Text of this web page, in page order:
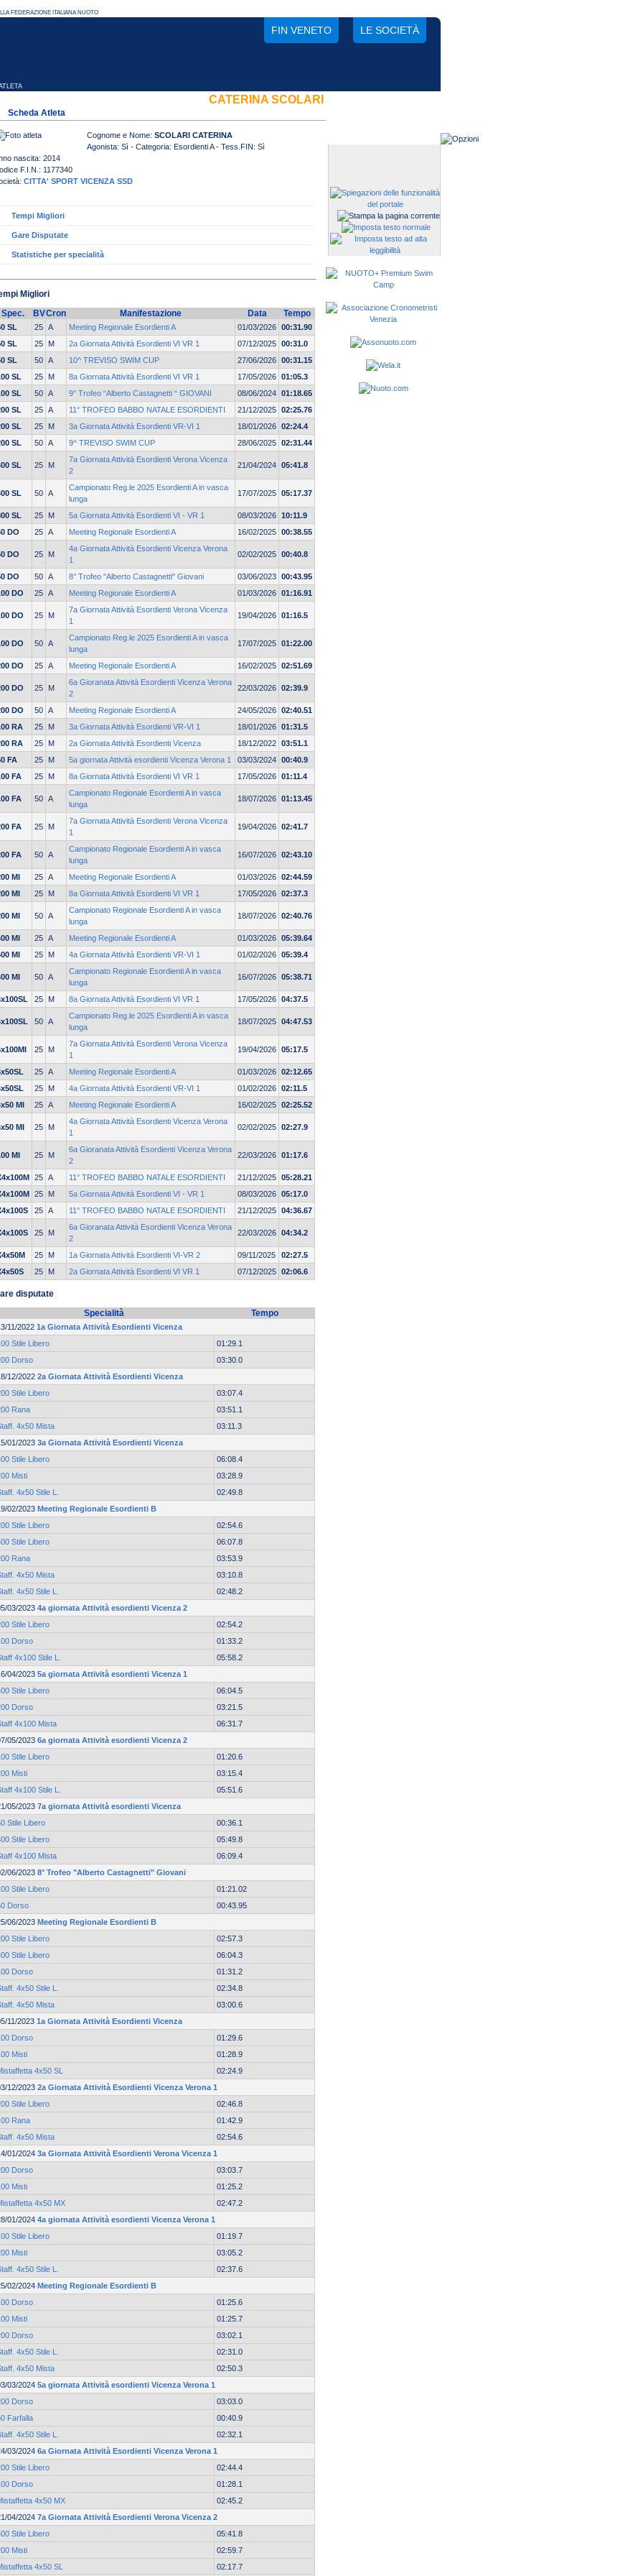
FIN VENETO LE SOCIETÀ
CATERINA SCOLARI
Scheda Atleta
Cognome e Nome: SCOLARI CATERINA
Agonista: Sì - Categoria: Esordienti A - Tess.FIN: Sì
nascita: 2014
F.I.N.: 1177340
CITTA' SPORT VICENZA SSD
Tempi Migliori
Gare Disputate
Statistiche per specialità
Migliori
Spec.
BVCron Manifestazione Data Tempo
SL 25 A Meeting Regionale Esordienti A 01/03/2026 00:31.90
SL
25 M 2a Giornata Attività Esordienti VI VR 1 07/12/2025 00:31.0
SL
50 A 10^ TREVISO SWIM CUP 27/06/2026 00:31.15
SL
25 M 8a Giornata Attività Esordienti VI VR 1 17/05/2026 01:05.3
SL
50 A 9° Trofeo “Alberto Castagnetti “ GIOVANI 08/06/2024 01:18.65
SL
25 A 11° TROFEO BABBO NATALE ESORDIENTI 21/12/2025 02:25.76
SL
25 M 3a Giornata Attività Esordienti VR-VI 1 18/01/2026 02:24.4
SL
50 A 9^ TREVISO SWIM CUP 28/06/2025 02:31.44
SL 25 M
7a Giornata Attività Esordienti Verona Vicenza
2
21/04/2024 05:41.8
SL 50 A
Campionato Reg.le 2025 Esordienti A in vasca
lunga
17/07/2025 05:17.37
SL 25 M 5a Giornata Attività Esordienti VI - VR 1 08/03/2026 10:11.9
DO
25 A Meeting Regionale Esordienti A 16/02/2025 00:38.55
DO 25 M
4a Giornata Attività Esordienti Vicenza Verona
1
02/02/2025 00:40.8
DO 50 A 8° Trofeo "Alberto Castagnetti" Giovani 03/06/2023 00:43.95
DO
25 A Meeting Regionale Esordienti A 01/03/2026 01:16.91
DO 25 M
7a Giornata Attività Esordienti Verona Vicenza
1
19/04/2026 01:16.5
DO 50 A
Campionato Reg.le 2025 Esordienti A in vasca
lunga
17/07/2025 01:22.00
DO 25 A Meeting Regionale Esordienti A 16/02/2025 02:51.69
DO 25 M
6a Gioranata Attività Esordienti Vicenza Verona
2
22/03/2026 02:39.9
DO 50 A Meeting Regionale Esordienti A 24/05/2026 02:40.51
RA
25 M 3a Giornata Attività Esordienti VR-VI 1 18/01/2026 01:31.5
RA
25 M 2a Giornata Attività Esordienti Vicenza 18/12/2022 03:51.1
FA
25 M 5a giornata Attività esordienti Vicenza Verona 1 03/03/2024 00:40.9
FA
25 M 8a Giornata Attività Esordienti VI VR 1 17/05/2026 01:11.4
FA 50 A
Campionato Regionale Esordienti A in vasca
lunga
18/07/2026 01:13.45
FA 25 M
7a Giornata Attività Esordienti Verona Vicenza
1
19/04/2026 02:41.7
FA 50 A
Campionato Regionale Esordienti A in vasca
lunga
16/07/2026 02:43.10
MI 25 A Meeting Regionale Esordienti A 01/03/2026 02:44.59
MI
25 M 8a Giornata Attività Esordienti VI VR 1 17/05/2026 02:37.3
MI 50 A
Campionato Regionale Esordienti A in vasca
lunga
18/07/2026 02:40.76
MI 25 A Meeting Regionale Esordienti A 01/03/2026 05:39.64
MI
25 M 4a Giornata Attività Esordienti VR-VI 1 01/02/2026 05:39.4
MI 50 A
Campionato Regionale Esordienti A in vasca
lunga
16/07/2026 05:38.71
25 M 8a Giornata Attività Esordienti VI VR 1 17/05/2026 04:37.5
50 A
Campionato Reg.le 2025 Esordienti A in vasca
lunga
18/07/2025 04:47.53
25 M
7a Giornata Attività Esordienti Verona Vicenza
1
19/04/2026 05:17.5
25 A Meeting Regionale Esordienti A 01/03/2026 02:12.65
25 M 4a Giornata Attività Esordienti VR-VI 1 01/02/2026 02:11.5
MI
25 A Meeting Regionale Esordienti A 16/02/2025 02:25.52
MI 25 M
4a Giornata Attività Esordienti Vicenza Verona
1
02/02/2025 02:27.9
MI 25 M
6a Gioranata Attività Esordienti Vicenza Verona
2
22/03/2026 01:17.6
25 A 11° TROFEO BABBO NATALE ESORDIENTI 21/12/2025 05:28.21
25 M 5a Giornata Attività Esordienti VI - VR 1 08/03/2026 05:17.0
25 A 11° TROFEO BABBO NATALE ESORDIENTI 21/12/2025 04:36.67
25 M
6a Gioranata Attività Esordienti Vicenza Verona
2
22/03/2026 04:34.2
25 M 1a Giornata Attività Esordienti VI-VR 2 09/11/2025
02:27.5
25 M 2a Giornata Attività Esordienti VI VR 1 07/12/2025 02:06.6
disputate
Specialità
Tempo
11/2022 1a Giornata Attività Esordienti Vicenza
Stile Libero
01:29.1
Dorso
03:30.0
12/2022 2a Giornata Attività Esordienti Vicenza
Stile Libero
03:07.4
Rana
03:51.1
4x50 Mista
03:11.3
01/2023 3a Giornata Attività Esordienti Vicenza
Stile Libero
06:08.4
Misti
03:28.9
4x50 Stile L.
02:49.8
02/2023 Meeting Regionale Esordienti B
Stile Libero
02:54.6
Stile Libero
06:07.8
Rana
03:53.9
4x50 Mista
03:10.8
4x50 Stile L.
02:48.2
03/2023 4a giornata Attività esordienti Vicenza 2
Stile Libero
02:54.2
Dorso
01:33.2
4x100 Stile L.
05:58.2
04/2023 5a giornata Attività esordienti Vicenza 1
Stile Libero
06:04.5
Dorso
03:21.5
4x100 Mista
06:31.7
05/2023 6a giornata Attività esordienti Vicenza 2
Stile Libero
01:20.6
Misti
03:15.4
4x100 Stile L.
05:51.6
05/2023 7a giornata Attività esordienti Vicenza
Stile Libero
00:36.1
Stile Libero
05:49.8
4x100 Mista
06:09.4
06/2023 8° Trofeo "Alberto Castagnetti" Giovani
Stile Libero
01:21.02
Dorso
00:43.95
06/2023 Meeting Regionale Esordienti B
Stile Libero
02:57.3
Stile Libero
06:04.3
Dorso
01:31.2
4x50 Stile L.
02:34.8
4x50 Mista
03:00.6
11/2023 1a Giornata Attività Esordienti Vicenza
Dorso
01:29.6
Misti
01:28.9
4x50 SL
02:24.9
12/2023 2a Giornata Attività Esordienti Vicenza Verona 1
Stile Libero
02:46.8
Rana
01:42.9
4x50 Mista
02:54.6
01/2024 3a Giornata Attività Esordienti Verona Vicenza 1
Dorso
03:03.7
Misti
01:25.2
4x50 MX
02:47.2
01/2024 4a giornata Attività esordienti Vicenza Verona 1
Stile Libero
01:19.7
Misti
03:05.2
4x50 Stile L.
02:37.6
02/2024 Meeting Regionale Esordienti B
Dorso
01:25.6
Misti
01:25.7
Dorso
03:02.1
4x50 Stile L.
02:31.0
4x50 Mista
02:50.3
03/2024 5a giornata Attività esordienti Vicenza Verona 1
Dorso
03:03.0
Farfalla
00:40.9
4x50 Stile L.
02:32.1
03/2024 6a Giornata Attività Esordienti Vicenza Verona 1
Stile Libero
02:44.4
Dorso
01:28.1
4x50 MX
02:45.2
04/2024 7a Giornata Attività Esordienti Verona Vicenza 2
Stile Libero
05:41.8
Misti
02:59.7
4x50 SL
02:17.7